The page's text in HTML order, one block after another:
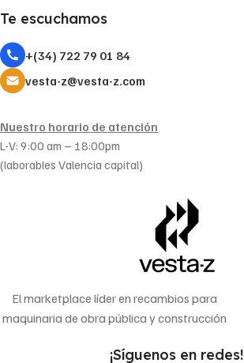
Te escuchamos
+(34) 722 79 01 84
vesta-z@vesta-z.com
Nuestro horario de atención
L-V: 9:00 am – 18:00pm
(laborables Valencia capital)
El marketplace líder en recambios para
maquinaria de obra pública y construcción
¡Síguenos en redes!